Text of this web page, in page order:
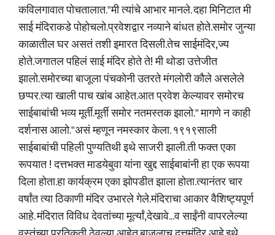
कविलगावात पोचतालात."मी त्यांचे आभार मानले. दहा मिनिटात मी
साई मंदिराकडे पोहोचलो.प्रवेशद्वार नव्याने बांधत होते.समोर जुन्या
काळातील घर असतं तशी इमारत दिसली.तेच साईमंदिर,ज्य
होते.जगातल पहिलं साई मंदिर होते ते! मी थोडा उत्तेजीत
झालो.समोरच्या बाजूला पंचकोनी उतरते मंगलोरी कौले असलेले
छप्पर.त्या खाली पाच खांब आहेत.आत प्रवेश केल्यावर समोरच
साईबाबांची भव्य मूर्ती.मूर्ती समोर नतमस्तक झालो." मागणे न काही
दर्शनास आलो."असं म्हणून नमस्कार केला. १९१९साली
साईबाबांची पहिली पुण्यतिथी इथे साजरी झाली.ती फक्त एका
रूपयात ! दत्तभक्त माडयेबुवा यांना खुद्द साईबाबांनी हा एक रूपया
दिला होता.हा कार्यक्रम एका झोपडीत झाला होता.त्यानंतर चार
वर्षांत त्या ठिकाणी मंदिर उभारले गेले.मंदिराचा आकार वैशिष्ट्यपूर्ण
आहे. मंदिरात विविध देवतांच्या मूर्त्यां,देखावे...व साईंनी वापरलेल्या